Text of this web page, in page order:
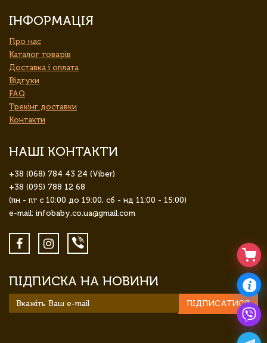
ІНФОРМАЦІЯ
Про нас
Каталог товарів
Доставка і оплата
Відгуки
FAQ
Трекінг доставки
Контакти
НАШІ КОНТАКТИ
+38 (068) 784 43 24 (Viber)
+38 (095) 788 12 68
(пн - пт с 10:00 до 19:00, сб - нд 11:00 - 15:00)
e-mail: infobaby.co.ua@gmail.com
ПІДПИСКА НА НОВИНИ
ПІДПИСАТИСЯ